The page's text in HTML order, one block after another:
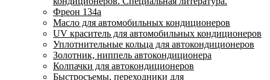
Фреон 134a
Масло для автомобильных кондиционеров
UV краситель для автомобильных кондиционеров
Уплотнительные кольца для автокондиционеров
Золотник, ниппель автокондиционера
Колпачки для автокондиционеров
Быстросъемы, переходники для